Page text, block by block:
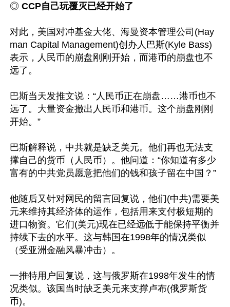
◎ CCP自己玩覆灭已经开始了
对此，美国对冲基金大佬、海曼资本管理公司(Hay
man Capital Management)创办人巴斯(Kyle Bass)
表示，人民币的崩盘刚刚开始，而港币的崩盘也不
远了。
巴斯当天发推文说：“人民币正在崩盘……港币也不
远了。大量资金撤出人民币和港币。这个崩盘刚刚
开始。”
巴斯解释说，中共就是缺乏美元。他们再也无法支
撑自己的货币（人民币）。他问道：“你知道有多少
富有的中共党员愿意把他们的钱和孩子留在中国？”
他随后又针对网民的留言回复说，他们(中共)需要美
元来维持其经济体的运作，包括用来支付极短期的
进口物资。它们(美元)现在已经远低于能保持平衡并
持续下去的水平。这与韩国在1998年的情况类似
（受亚洲金融风暴冲击）。
一推特用户回复说，这与俄罗斯在1998年发生的情
况类似。该国当时缺乏美元来支撑卢布(俄罗斯货
币)。